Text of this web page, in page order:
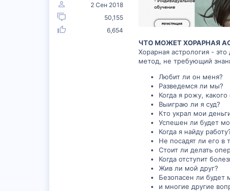
2 Сен 2018
50,155
6,654
ЧТО МОЖЕТ ХОРАРНАЯ
Хорарная астрология -
метод, не требующий
Любит ли он меня?
Разведемся ли мы?
Когда я рожу,
Выиграю ли я суд?
Кто украл мои
Успешен ли будет
Когда я найду
Не посадят ли его в
Стоит ли делать
Когда отступит
Жив ли мой друг?
Безопасен ли будет
и многие другие